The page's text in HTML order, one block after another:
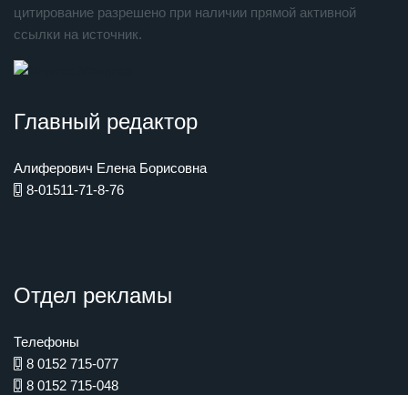
цитирование разрешено при наличии прямой активной
ссылки на источник.
Главный редактор
Алиферович Елена Борисовна
8-01511-71-8-76
Отдел рекламы
Телефоны
8 0152 715-077
8 0152 715-048